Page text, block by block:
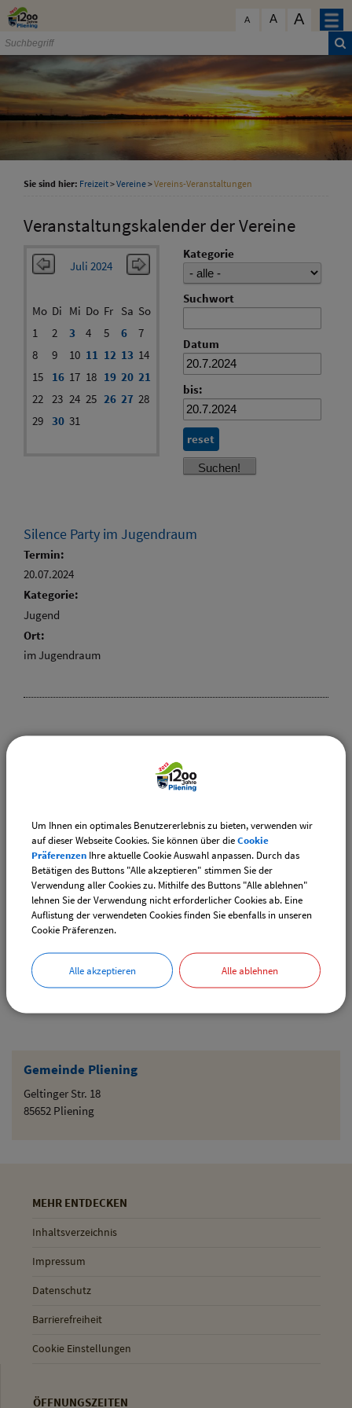
Zum Inhalt
A A A
Gemeinde Pliening
Geltinger Str. 18
85652 Pliening
Sie sind hier: Freizeit>Vereine>Vereins-Veranstaltungen
Veranstaltungskalender der Vereine
Juli 2024
Mo Di Mi Do Fr Sa So
1
2 3 4 5 6
7
8
9 10 11 12 13 14
15
16 17 18 19 20 21
22 23 24 25 26 27 28
29 30 31
Kategorie
Suchwort
Datum
bis:
reset
Silence Party im Jugendraum
Termin:
20.07.2024
Kategorie:
Jugend
Ort:
im Jugendraum
Vereinsangebote speziell für junge Leute
Downloads
Den gewählten Termin als VCS-Kalenderdatei
downloaden
Den gewählten Termin als iCal-Kalenderdatei
MEHR ENTDECKEN
Inhaltsverzeichnis
Impressum
Datenschutz
Barrierefreiheit
Cookie Einstellungen
ÖFFNUNGSZEITEN
Um Ihnen ein optimales Benutzererlebnis zu bieten, verwenden wir
auf dieser Webseite Cookies. Sie können über dieCookie
Präferenzen Ihre aktuelle Cookie Auswahl anpassen. Durch das
Betätigen des Buttons "Alle akzeptieren" stimmen Sie der
Verwendung aller Cookies zu. Mithilfe des Buttons "Alle ablehnen"
lehnen Sie der Verwendung nicht erforderlicher Cookies ab. Eine
Auflistung der verwendeten Cookies finden Sie ebenfalls in unseren
Cookie Präferenzen.
Alle akzeptieren Alle ablehnen
schließen